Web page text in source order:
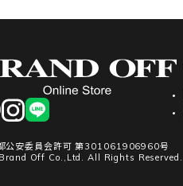
instagram
LINE
公安委員会許可 第301061906960号
Off Co.,Ltd. All Rights Reserved.